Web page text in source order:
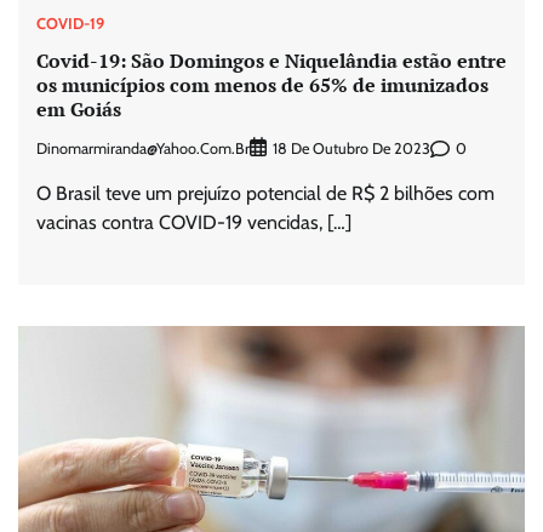
COVID-19
Covid-19: São Domingos e Niquelândia estão entre
os municípios com menos de 65% de imunizados
em Goiás
Dinomarmiranda@yahoo.com.br 18 De Outubro De 2023 0
O Brasil teve um prejuízo potencial de R$ 2 bilhões com
vacinas contra COVID-19 vencidas, […]